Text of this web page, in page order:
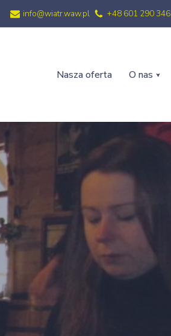
info@wiatr.waw.pl +48 601 290 346
Nasza oferta O nas